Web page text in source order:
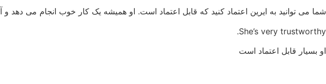
شما می توانید به ایرین اعتماد کنید که قابل اعتماد است. او همیشه یک کار خوب انجام می دهد و
She’s very trustworthy.
او بسیار قابل اعتماد است